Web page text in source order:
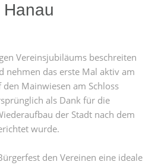
Vereinsjubiläums beschreiten
nehmen das erste Mal aktiv am
Mainwiesen am Schloss
als Dank für die
der Stadt nach dem
wurde.
den Vereinen eine ideale